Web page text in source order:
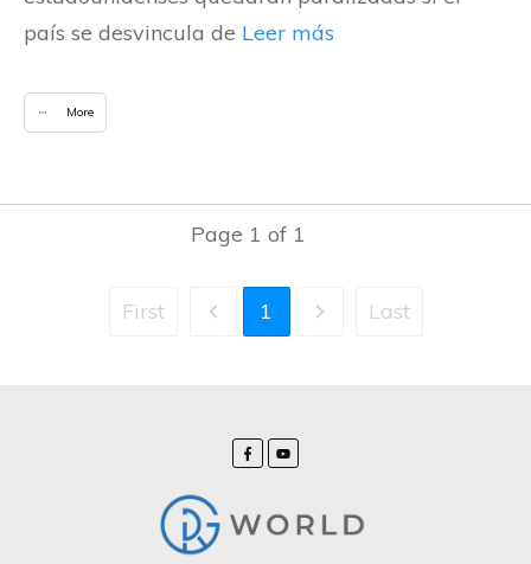
país se desvincula de Leer más
More
Page 1 of 1
First 1 Last